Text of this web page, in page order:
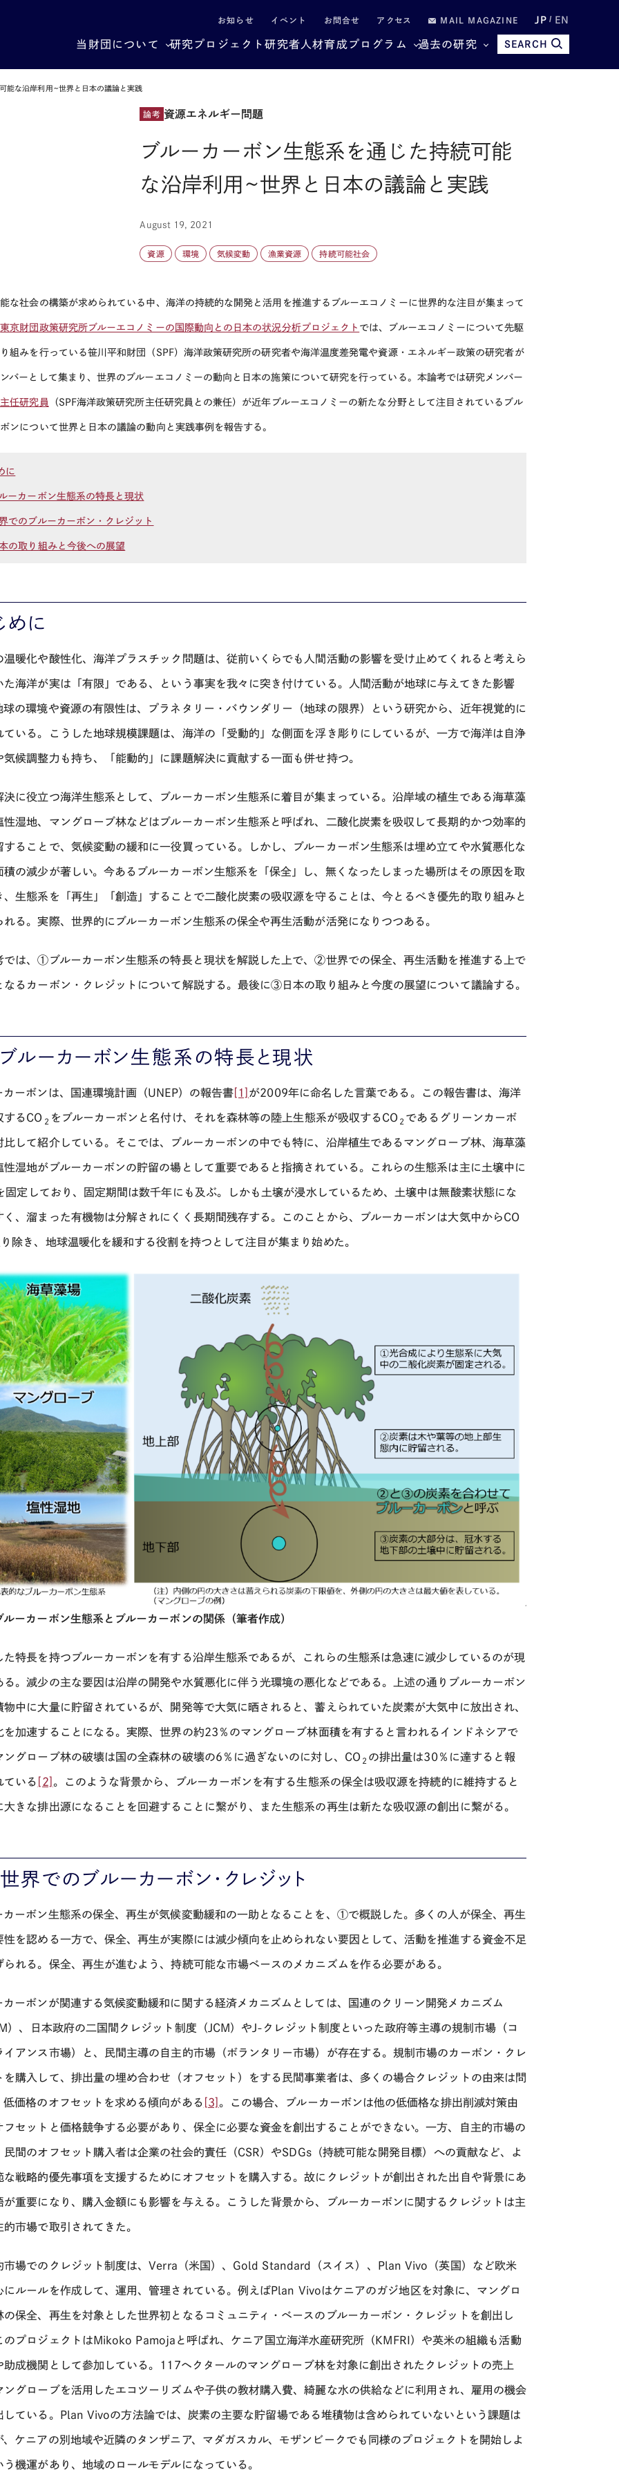
お知らせ イベント お問合せ アクセス MAIL MAGAZINE JP EN
当財団について 研究プロジェクト研究者 人材育成プログラム 過去の研究 SEARCH
能な沿岸利用~世界と日本の議論と実践
論考 資源エネルギー問題
ブルーカーボン生態系を通じた持続可能
な沿岸利用~世界と日本の議論と実践
August 19, 2021
資源 環境 気候変動 漁業資源 持続可能社会
な社会の構築が求められている中、海洋の持続的な開発と活用を推進するブルーエコノミーに世界的な注目が集まって
東京財団政策研究所ブルーエコノミーの国際動向との日本の状況分析プロジェクト では、ブルーエコノミーについて先駆
組みを行っている笹川平和財団（SPF）海洋政策研究所の研究者や海洋温度差発電や資源・エネルギー政策の研究者が
バーとして集まり、世界のブルーエコノミーの動向と日本の施策について研究を行っている。 本論考では研究メンバー
任研究員 （SPF海洋政策研究所主任研究員との兼任）が近年ブルーエコノミーの新たな分野として注目されているブル
ンについて世界と日本の議論の動向と実践事例を報告する。
に
ーカーボン生態系の特長と現状
でのブルーカーボン・クレジット
の取り組みと今後への展望
めに
温暖化や酸性化、海洋プラスチック問題は、従前いくらでも人間活動の影響を受け止めてくれると考えら
た海洋が実は「有限」である、という事実を我々に突き付けている。人間活動が地球に与えてきた影響
球の環境や資源の有限性は、プラネタリー・バウンダリー（地球の限界）という研究から、近年視覚的に
ている。こうした地球規模課題は、海洋の「受動的」な側面を浮き彫りにしているが、一方で海洋は自浄
気候調整力も持ち、「能動的」に課題解決に貢献する一面も併せ持つ。
決に役立つ海洋生態系として、ブルーカーボン生態系に着目が集まっている。沿岸域の植生である海草藻
性湿地、マングローブ林などはブルーカーボン生態系と呼ばれ、二酸化炭素を吸収して長期的かつ効率的
することで、気候変動の緩和に一役買っている。しかし、ブルーカーボン生態系は埋め立てや水質悪化な
積の減少が著しい。今あるブルーカーボン生態系を「保全」し、無くなったしまった場所はその原因を取
、生態系を「再生」「創造」することで二酸化炭素の吸収源を守ることは、今とるべき優先的取り組みと
れる。実際、世界的にブルーカーボン生態系の保全や再生活動が活発になりつつある。
では、①ブルーカーボン生態系の特長と現状を解説した上で、②世界での保全、再生活動を推進する上で
なるカーボン・クレジットについて解説する。最後に③日本の取り組みと今度の展望について議論する。
ルーカーボン生態系の特長と現状
カーボンは、国連環境計画（UNEP）の報告書 [1] が2009年に命名した言葉である。この報告書は、海洋
するCO ２ をブルーカーボンと名付け、それを森林等の陸上生態系が吸収するCO ２ であるグリーンカーボ
比して紹介している。そこでは、ブルーカーボンの中でも特に、沿岸植生であるマングローブ林、海草藻
性湿地がブルーカーボンの貯留の場として重要であると指摘されている。これらの生態系は主に土壌中に
固定しており、固定期間は数千年にも及ぶ。しかも土壌が浸水しているため、土壌中は無酸素状態にな
く、溜まった有機物は分解されにくく長期間残存する。このことから、ブルーカーボンは大気中からCO
除き、地球温暖化を緩和する役割を持つとして注目が集まり始めた。
ルーカーボン生態系とブルーカーボンの関係（筆者作成）
た特長を持つブルーカーボンを有する沿岸生態系であるが、これらの生態系は急速に減少しているのが現
る。減少の主な要因は沿岸の開発や水質悪化に伴う光環境の悪化などである。上述の通りブルーカーボン
物中に大量に貯留されているが、開発等で大気に晒されると、蓄えられていた炭素が大気中に放出され、
を加速することになる。実際、世界の約23 ％のマングローブ林面積を有すると言われるインドネシアで
ングローブ林の破壊は国の全森林の破壊の6 ％に過ぎないのに対し、 CO ２ の排出量は30％に達すると報
ている [2] 。このような背景から、ブルーカーボンを有する生態系の保全は吸収源を持続的に維持すると
大きな排出源になることを回避することに繋がり、また生態系の再生は新たな吸収源の創出に繋がる。
界でのブルーカーボン・クレジット
カーボン生態系の保全、再生が気候変動緩和の一助となることを、①で概説した。多くの人が保全、再生
性を認める一方で、保全、再生が実際には減少傾向を止められない要因として、活動を推進する資金不足
られる。保全、再生が進むよう、持続可能な市場ベースのメカニズムを作る必要がある。
カーボンが関連する気候変動緩和に関する経済メカニズムとしては、国連のクリーン開発メカニズム
）、日本政府の二国間クレジット制度（ JCM ）や J- クレジット制度といった政府等主導の規制市場（コ
イアンス市場）と、民間主導の自主的市場（ボランタリー市場）が存在する。規制市場のカーボン・クレ
を購入して、排出量の埋め合わせ（オフセット）をする民間事業者は、多くの場合クレジットの由来は問
低価格のオフセットを求める傾向がある [3] 。この場合、ブルーカーボンは他の低価格な排出削減対策由
フセットと価格競争する必要があり、保全に必要な資金を創出することができない。一方、自主的市場の
民間のオフセット購入者は企業の社会的責任（CSR）やSDGs（持続可能な開発目標）への貢献など、よ
な戦略的優先事項を支援するためにオフセットを購入する。故にクレジットが創出された出自や背景にあ
が重要になり、購入金額にも影響を与える。こうした背景から、ブルーカーボンに関するクレジットは主
的市場で取引されてきた。
市場でのクレジット制度は、Verra （米国）、 Gold Standard （スイス）、 Plan Vivo （英国）など欧米
にルールを作成して、運用、管理されている。例えばPlan Vivoはケニアのガジ地区を対象に、マングロ
の保全、再生を対象とした世界初となるコミュニティ・ベースのブルーカーボン・クレジットを創出し
のプロジェクトは Mikoko Pamoja と呼ばれ、ケニア国立海洋水産研究所（ KMFRI ）や英米の組織も活動
助成機関として参加している。 117ヘクタールのマングローブ林を対象に創出されたクレジットの売上
ングローブを活用したエコツーリズムや子供の教材購入費、綺麗な水の供給などに利用され、雇用の機会
ている。 Plan Vivoの方法論では、炭素の主要な貯留場である堆積物は含められていないという課題は
、ケニアの別地域や近隣のタンザニア、マダガスカル、モザンビークでも同様のプロジェクトを開始しよ
う機運があり、地域のロールモデルになっている。